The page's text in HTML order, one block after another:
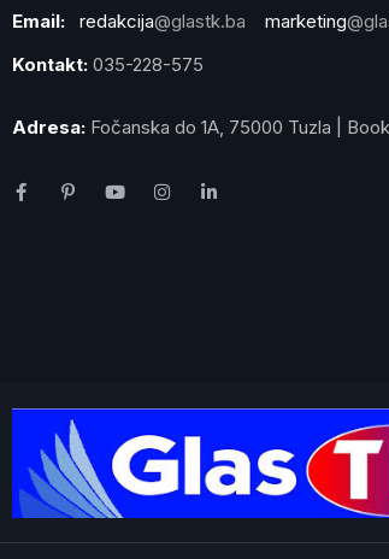
Email: redakcija@glastk.ba marketing
Kontakt: 035-228-575
Adresa: Fočanska do 1A, 75000 Tuzla |